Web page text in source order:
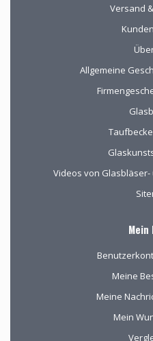
Versand
Allgemeine
Videos von
Mein
Meine
Meine
Mein